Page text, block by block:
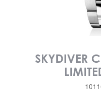
SKYDIVER